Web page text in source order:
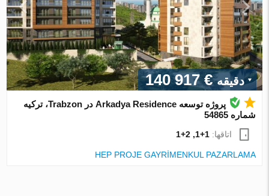
دقیقه€ 140 917
پروژه توسعه Arkadya Residence در Trabzon، ترکیه
شماره 54865
اتاقها:1+1, 2+1
HEP PROJE GAYRİMENKUL PAZARLAMA